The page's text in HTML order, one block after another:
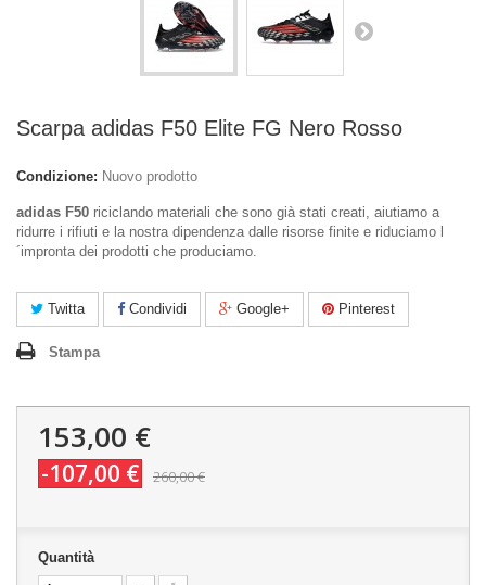
Scarpa adidas F50 Elite FG Nero Rosso
Condizione: Nuovo prodotto
adidas F50 riciclando materiali che sono già stati creati, aiutiamo a
ridurre i rifiuti e la nostra dipendenza dalle risorse finite e riduciamo l
´impronta dei prodotti che produciamo.
Twitta Condividi Google+ Pinterest
Stampa
153,00 €
-107,00 € 260,00 €
Quantità